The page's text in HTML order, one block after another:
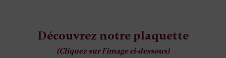
Découvrez notre plaquette
(Cliquez sur l’image ci-dessous)